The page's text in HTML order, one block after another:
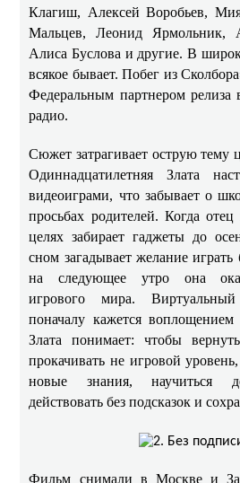
Клагиш, Алексей Воробьев,
Мальцев, Леонид Ярмольник,
Алиса Буслова и другие. В
всякое бывает. Побег из
Федеральным партнером релиза
радио.
Сюжет затрагивает острую тему
Одиннадцатилетняя Злата
видеоиграми, что забывает о
просьбах родителей. Когда
целях забирает гаджеты до
сном загадывает желание играть
на следующее утро она
игрового мира.
поначалу кажется
Злата понимает: чтобы
прокачивать не игровой
новые знания, научиться
действовать без подсказок и
Фильм снимали в Москве и